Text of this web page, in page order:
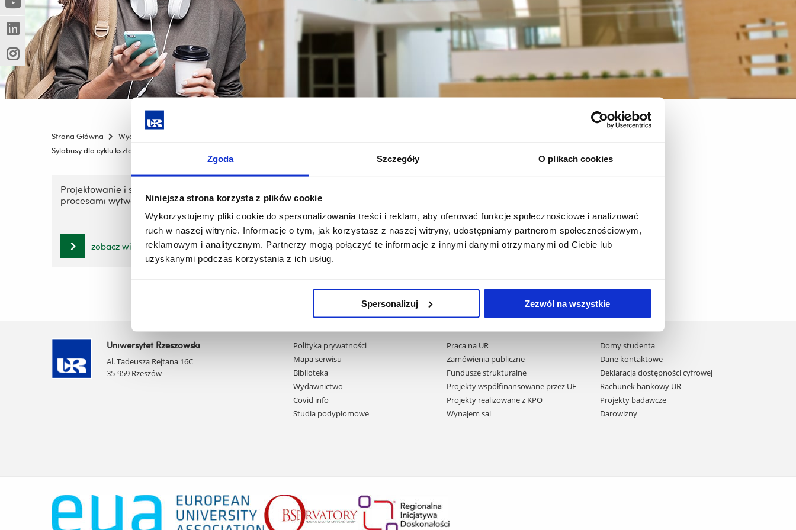
Zgoda Szczegóły O plikach cookies
Niniejsza strona korzysta z plików cookie
Wykorzystujemy pliki cookie do spersonalizowania treści i reklam, aby oferować funkcje społecznościowe i analizować
ruch w naszej witrynie. Informacje o tym, jak korzystasz z naszej witryny, udostępniamy partnerom społecznościowym,
reklamowym i analitycznym. Partnerzy mogą połączyć te informacje z innymi danymi otrzymanymi od Ciebie lub
uzyskanymi podczas korzystania z ich usług.
Spersonalizuj Zezwól na wszystkie
innej
strony)
(Nowe
okno)
(Link
do
innej
strony)
(Nowe
okno)
(Link
do
innej
strony)
(Nowe
okno)
(Link
do
innej
strony)
Strona Główna Wydziały
Sylabusy dla cyklu kształcenia od roku 2020/2021
nawigację
treści
Projektowanie i sterowanie
procesami wytwarzania
zobacz więcej zobacz więcej
Uniwersytet Rzeszowski
Al. Tadeusza Rejtana 16C
35-959 Rzeszów
Pomiń
nawigację
i
przejdź
do
treści
Polityka prywatności
Mapa serwisu
Biblioteka
Wydawnictwo
Covid info
Studia podyplomowe
Praca na UR
Zamówienia publiczne
Fundusze strukturalne
Projekty współfinansowane przez UE
Projekty realizowane z KPO
Wynajem sal
Domy studenta
Dane kontaktowe
Deklaracja dostępności cyfrowej
Rachunek bankowy UR
Projekty badawcze
Darowizny